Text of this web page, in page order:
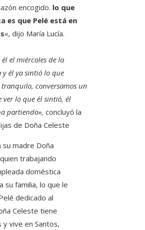
encogido. lo que
es que Pelé está en
«, dijo María Lucía.
el miércoles de la
y él ya sintió lo que
tranquilo, conversamos un
ver lo que él sintió, él
partiendo», concluyó la
de Doña Celeste
su madre Doña
trabajando
doméstica
su familia, lo que le
dedicado al
Celeste tiene
y vive en Santos,